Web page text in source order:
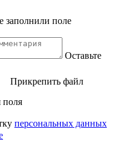
заполнили поле
Оставьте
Прикрепить файл
поля
персональных данных